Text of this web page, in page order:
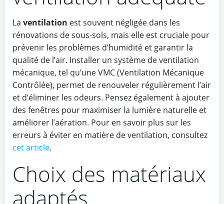
La ventilation est souvent négligée dans les
rénovations de sous-sols, mais elle est cruciale pour
prévenir les problèmes d’humidité et garantir la
qualité de l’air. Installer un système de ventilation
mécanique, tel qu’une VMC (Ventilation Mécanique
Contrôlée), permet de renouveler régulièrement l’air
et d’éliminer les odeurs. Pensez également à ajouter
des fenêtres pour maximiser la lumière naturelle et
améliorer l’aération. Pour en savoir plus sur les
erreurs à éviter en matière de ventilation, consultez
cet article.
Choix des matériaux
adaptés